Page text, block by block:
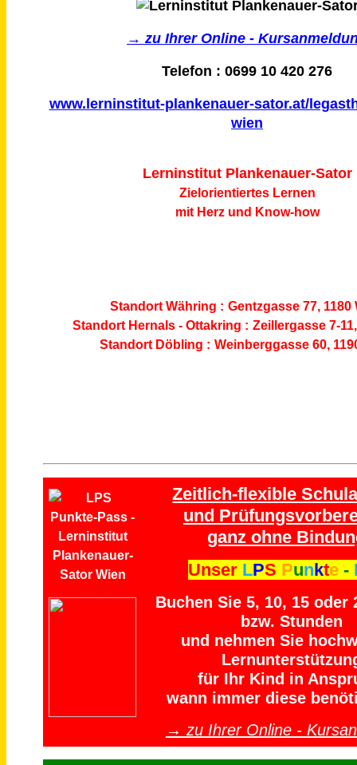
→ zu Ihrer Online -
Telefon : 0699 10 420 276
www.lerninstitut-plankenauer-sator.at/
wien
Lerninstitut Plankenauer-Sator
Zielorientiertes Lernen
mit Herz und Know-how
Standort Währing : Gentzgasse 77, 1180
Standort Hernals - Ottakring : Zeillergasse 7-
Standort Döbling : Weinberggasse 60,
Zeitlich-flexible
und
ganz ohne
Unser LPS Punkte -
Buchen Sie 5, 10, 15 oder
bzw. Stunden
und nehmen Sie
für Ihr Kind in
wann immer diese
→ zu Ihrer Online -